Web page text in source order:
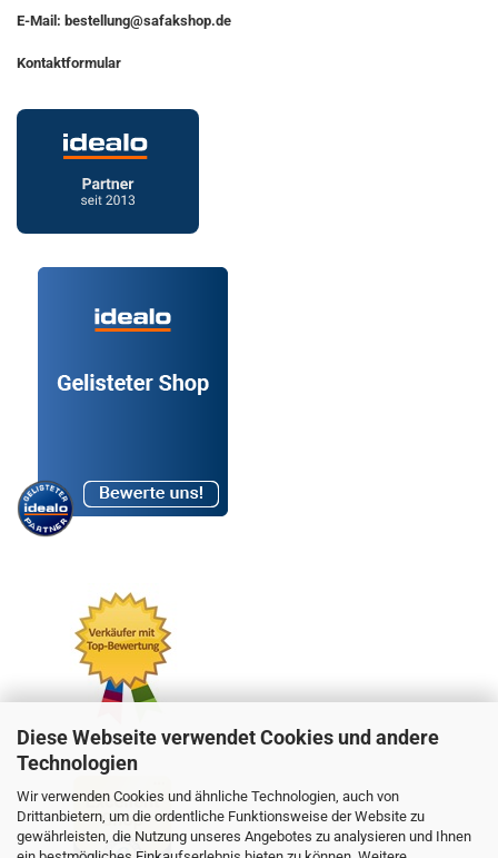
Diese Webseite verwendet Cookies und andere
Technologien
Wir verwenden Cookies und ähnliche Technologien, auch von
Drittanbietern, um die ordentliche Funktionsweise der Website zu
gewährleisten, die Nutzung unseres Angebotes zu analysieren und Ihnen
E-Mail: bestellung@safakshop.de
Kontaktformular